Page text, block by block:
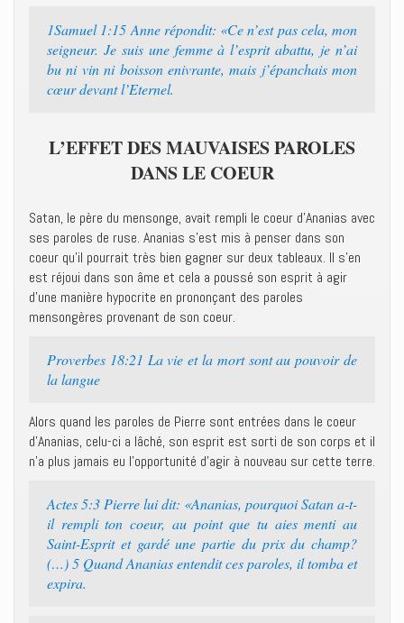
1Samuel 1:15 Anne répondit: «Ce n’est pas cela, mon
seigneur. Je suis une femme à l’esprit abattu, je n’ai
bu ni vin ni boisson enivrante, mais j’épanchais mon
cœur devant l’Eternel.
L’EFFET DES MAUVAISES PAROLES
DANS LE COEUR
Satan, le père du mensonge, avait rempli le coeur d’Ananias avec
ses paroles de ruse. Ananias s’est mis à penser dans son
coeur qu’il pourrait très bien gagner sur deux tableaux. Il s’en
est réjoui dans son âme et cela a poussé son esprit à agir
d’une manière hypocrite en prononçant des paroles
mensongères provenant de son coeur.
Proverbes 18:21 La vie et la mort sont au pouvoir de
la langue
Alors quand les paroles de Pierre sont entrées dans le coeur
d’Ananias, celu-ci a lâché, son esprit est sorti de son corps et il
n’a plus jamais eu l’opportunité d’agir à nouveau sur cette terre.
Actes 5:3 Pierre lui dit: «Ananias, pourquoi Satan a-t-
il rempli ton coeur, au point que tu aies menti au
Saint-Esprit et gardé une partie du prix du champ?
(…) 5 Quand Ananias entendit ces paroles, il tomba et
expira.